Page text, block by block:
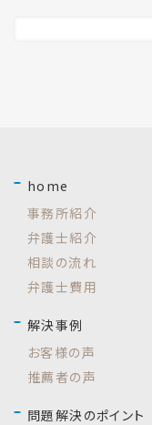
home
事務所紹介
弁護士紹介
相談の流れ
弁護士費用
解決事例
お客様の声
推薦者の声
問題解決のポイント